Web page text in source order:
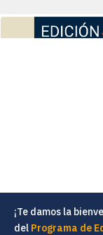
¡Te damos la
del Programa de